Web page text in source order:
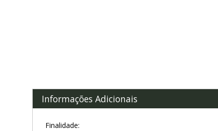
Informações Adicionais
Finalidade: